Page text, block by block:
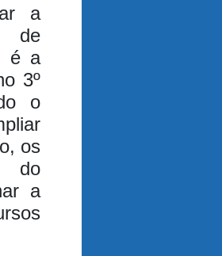
a
de
é a
3º
o
os
do
a